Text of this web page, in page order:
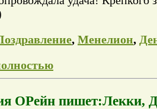
, Менелион,
ОРейн пишет:Лекки,